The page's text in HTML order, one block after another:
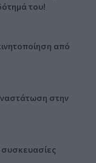
του!
από
στην